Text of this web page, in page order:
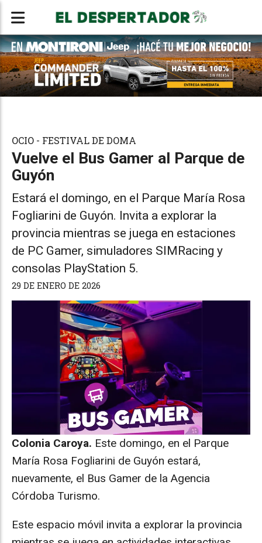
Vuelve el Bus Gamer al Parque de
Guyón
Estará el domingo, en el Parque María Rosa
Fogliarini de Guyón. Invita a explorar la
provincia mientras se juega en estaciones
de PC Gamer, simuladores SIMRacing y
consolas PlayStation 5.
OCIO - FESTIVAL DE DOMA
29 DE ENERO DE 2026
Colonia Caroya. Este domingo, en el Parque
María Rosa Fogliarini de Guyón estará,
nuevamente, el Bus Gamer de la Agencia
Córdoba Turismo.
Este espacio móvil invita a explorar la provincia